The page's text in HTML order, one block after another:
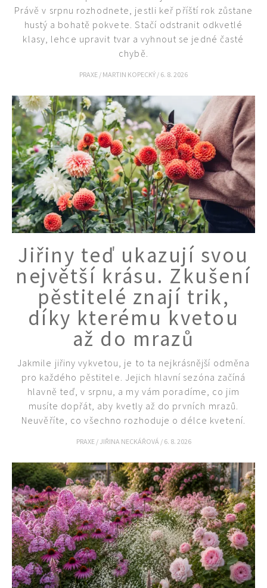
Právě v srpnu rozhodnete, jestli keř příští rok zůstane
hustý a bohatě pokvete. Stačí odstranit odkvetlé
klasy, lehce upravit tvar a vyhnout se jedné časté
chybě.
PRAXE / MARTIN KOPECKÝ / 6. 8. 2026
Jiřiny teď ukazují svou
největší krásu. Zkušení
pěstitelé znají trik,
díky kterému kvetou
až do mrazů
Jakmile jiřiny vykvetou, je to ta nejkrásnější odměna
pro každého pěstitele. Jejich hlavní sezóna začíná
hlavně teď, v srpnu, a my vám poradíme, co jim
musíte dopřát, aby kvetly až do prvních mrazů.
Neuvěříte, co všechno rozhoduje o délce kvetení.
PRAXE / JIŘINA NECKÁŘOVÁ / 6. 8. 2026